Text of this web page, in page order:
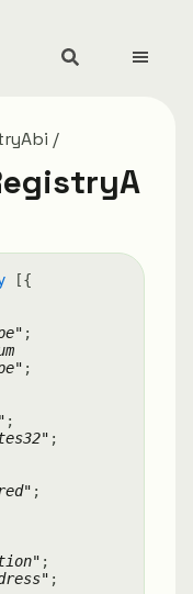
[{
;
;
;
;
;
;
;